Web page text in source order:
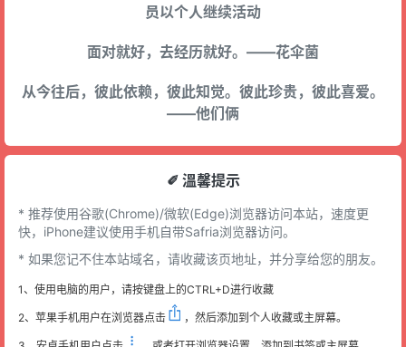
员以个人继续活动
面对就好，去经历就好。——花伞菌
从今往后，彼此依赖，彼此知觉。彼此珍贵，彼此喜爱。
——他们俩
✐ 溫馨提示
* 推荐使用谷歌(Chrome)/微软(Edge)浏览器访问本站，速度更
快，iPhone建议使用手机自带Safria浏览器访问。
* 如果您记不住本站域名，请收藏该页地址，并分享给您的朋友。
1、使用电脑的用户，请按键盘上的CTRL+D进行收藏
2、苹果手机用户在浏览器点击 ，然后添加到个人收藏或主屏幕。